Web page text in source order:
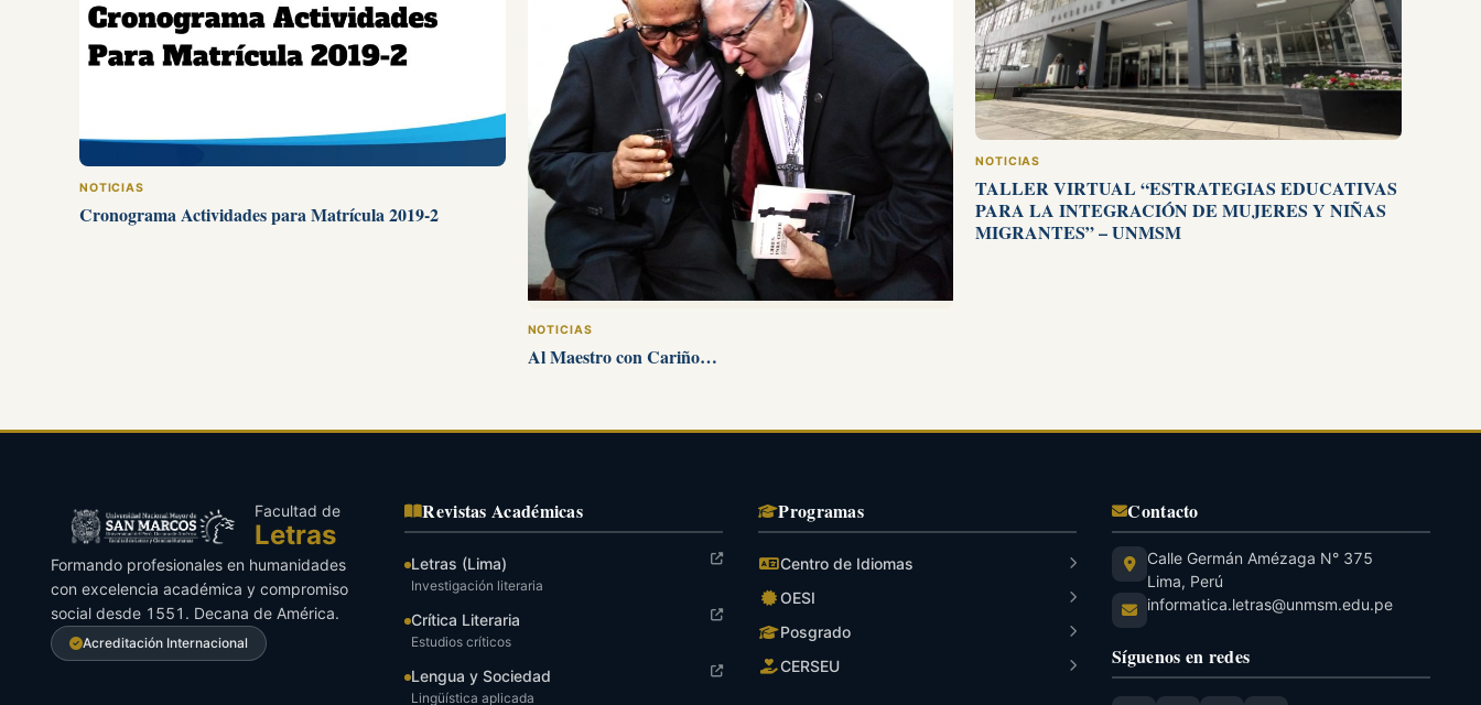
NOTICIAS
Cronograma Actividades para Matrícula 2019-2
NOTICIAS
Al Maestro con Cariño…
NOTICIAS
TALLER VIRTUAL “ESTRATEGIAS EDUCATIVAS
PARA LA INTEGRACIÓN DE MUJERES Y NIÑAS
MIGRANTES” – UNMSM
Facultad de
Letras
Formando profesionales en humanidades
con excelencia académica y compromiso
social desde 1551. Decana de América.
Acreditación Internacional
Revistas Académicas
Letras (Lima)
Investigación literaria
Crítica Literaria
Estudios críticos
Lengua y Sociedad
Lingüística aplicada
Programas
Centro de Idiomas
OESI
Posgrado
CERSEU
Contacto
Calle Germán Amézaga N° 375
Lima, Perú
informatica.letras@unmsm.edu.pe
Síguenos en redes